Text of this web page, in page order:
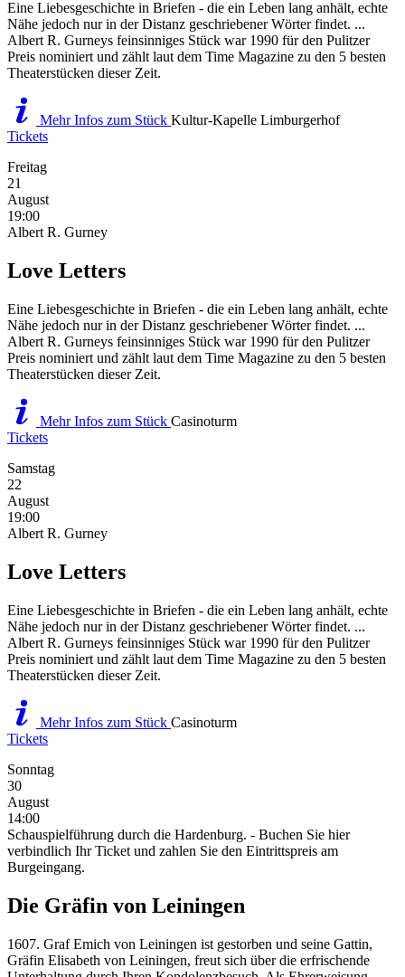
Eine Liebesgeschichte in Briefen - die ein Leben lang anhält, echte
Nähe jedoch nur in der Distanz geschriebener Wörter findet. ...
Albert R. Gurneys feinsinniges Stück war 1990 für den Pulitzer
Preis nominiert und zählt laut dem Time Magazine zu den 5 besten
Theaterstücken dieser Zeit.
Mehr Infos zum Stück Kultur-Kapelle Limburgerhof
Tickets
Freitag
21
August
19:00
Albert R. Gurney
Love Letters
Eine Liebesgeschichte in Briefen - die ein Leben lang anhält, echte
Nähe jedoch nur in der Distanz geschriebener Wörter findet. ...
Albert R. Gurneys feinsinniges Stück war 1990 für den Pulitzer
Preis nominiert und zählt laut dem Time Magazine zu den 5 besten
Theaterstücken dieser Zeit.
Mehr Infos zum Stück Casinoturm
Tickets
Samstag
22
August
19:00
Albert R. Gurney
Love Letters
Eine Liebesgeschichte in Briefen - die ein Leben lang anhält, echte
Nähe jedoch nur in der Distanz geschriebener Wörter findet. ...
Albert R. Gurneys feinsinniges Stück war 1990 für den Pulitzer
Preis nominiert und zählt laut dem Time Magazine zu den 5 besten
Theaterstücken dieser Zeit.
Mehr Infos zum Stück Casinoturm
Tickets
Sonntag
30
August
14:00
Schauspielführung durch die Hardenburg. - Buchen Sie hier
verbindlich Ihr Ticket und zahlen Sie den Eintrittspreis am
Burgeingang.
Die Gräfin von Leiningen
1607. Graf Emich von Leiningen ist gestorben und seine Gattin,
Gräfin Elisabeth von Leiningen, freut sich über die erfrischende